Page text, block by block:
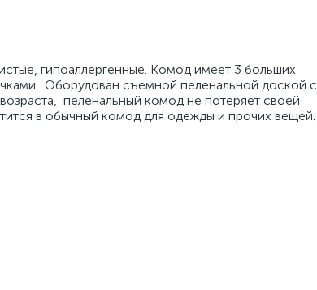
гипоаллергенные. Комод имеет 3 больших
. Оборудован съемной пеленальной доской с
пеленальный комод не потеряет своей
в обычный комод для одежды и прочих вещей.